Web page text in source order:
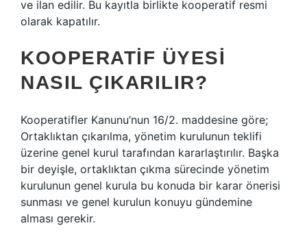
ve ilan edilir. Bu kayıtla birlikte kooperatif resmi
olarak kapatılır.
KOOPERATIF ÜYESI
NASIL ÇIKARILIR?
Kooperatifler Kanunu’nun 16/2. maddesine göre;
Ortaklıktan çıkarılma, yönetim kurulunun teklifi
üzerine genel kurul tarafından kararlaştırılır. Başka
bir deyişle, ortaklıktan çıkma sürecinde yönetim
kurulunun genel kurula bu konuda bir karar önerisi
sunması ve genel kurulun konuyu gündemine
alması gerekir.